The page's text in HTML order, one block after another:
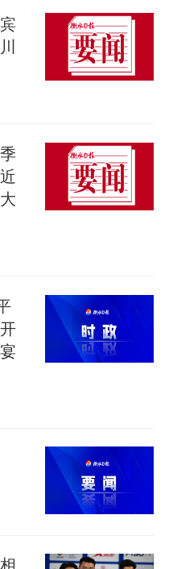
学生运动会自诞
盛会、团结的盛
携手世界青年，
平与发展，把成
盛会，让来自世
都大运会相聚相
类进步事业提供
会宗旨，以团结
为国际社会汇聚
构建和而不同的
、互鉴的态度对
类共同价值，谱写
新篇章。
历史文化名城，
感的城市之一。
看看，体验并分